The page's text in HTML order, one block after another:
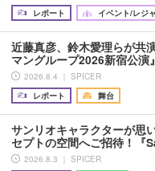
レポート
イベント/レジ
近藤真彦、鈴木愛理らが
マングループ2026新宿公演
2026.8.4 ｜ SPICER
レポート
舞台
サンリオキャラクターが思
セプトの空間へご招待！
2026.8.3 ｜ SPICER